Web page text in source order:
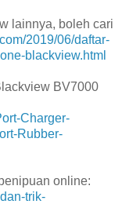
lainnya, boleh cari
2019/06/daftar-
blackview.html
BV7000
Charger-
Rubber-
online:
trik-